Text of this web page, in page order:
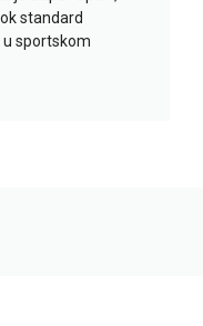
standard
sportskom